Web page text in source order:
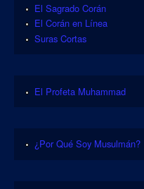
El Sagrado Corán
El Corán en Línea
Suras Cortas
El Profeta Muhammad
¿Por Qué Soy Musulmán?